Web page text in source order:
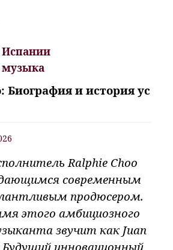
музыка
Биография и история ус
Ralphie Choo
современным
продюсером.
этого амбициозного
звучит как Juan